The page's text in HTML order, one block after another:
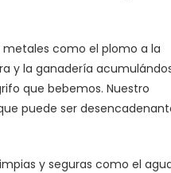
como el plomo a la
y la ganadería
que bebemos. Nuestro
puede ser
y seguras como el